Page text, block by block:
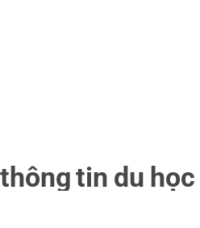
thông tin du học